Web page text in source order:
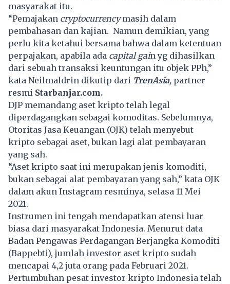
masyarakat itu.
“Pemajakan cryptocurrencymasih dalam
pembahasan dan kajian. Namun demikian, yang
perlu kita ketahui bersama bahwa dalam ketentuan
perpajakan, apabila ada capital gain yg dihasilkan
dari sebuah transaksi keuntungan itu objek PPh,”
kata Neilmaldrin dikutip dari TrenAsia, partner
resmi Starbanjar.com.
DJP memandang aset kripto telah legal
diperdagangkan sebagai komoditas. Sebelumnya,
Otoritas Jasa Keuangan (OJK) telah menyebut
kripto sebagai aset, bukan lagi alat pembayaran
yang sah.
“Aset kripto saat ini merupakan jenis komoditi,
bukan sebagai alat pembayaran yang sah,” kata OJK
dalam akun Instagram resminya, selasa 11 Mei
2021.
Instrumen ini tengah mendapatkan atensi luar
biasa dari masyarakat Indonesia. Menurut data
Badan Pengawas Perdagangan Berjangka Komoditi
(Bappebti), jumlah investor aset kripto sudah
mencapai 4,2 juta orang pada Februari 2021.
Pertumbuhan pesat investor kripto Indonesia telah